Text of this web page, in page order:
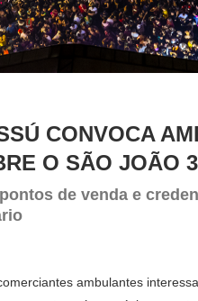
CONVOCA
O SÃO JOÃO
de venda e
ambulantes